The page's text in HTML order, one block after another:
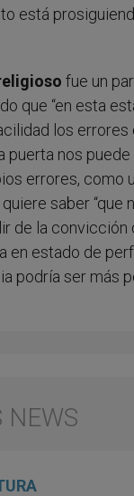
está
fue un
que “en esta
los errores
puerta nos puede
errores, como
saber “que
de la
en estado de
podría ser más